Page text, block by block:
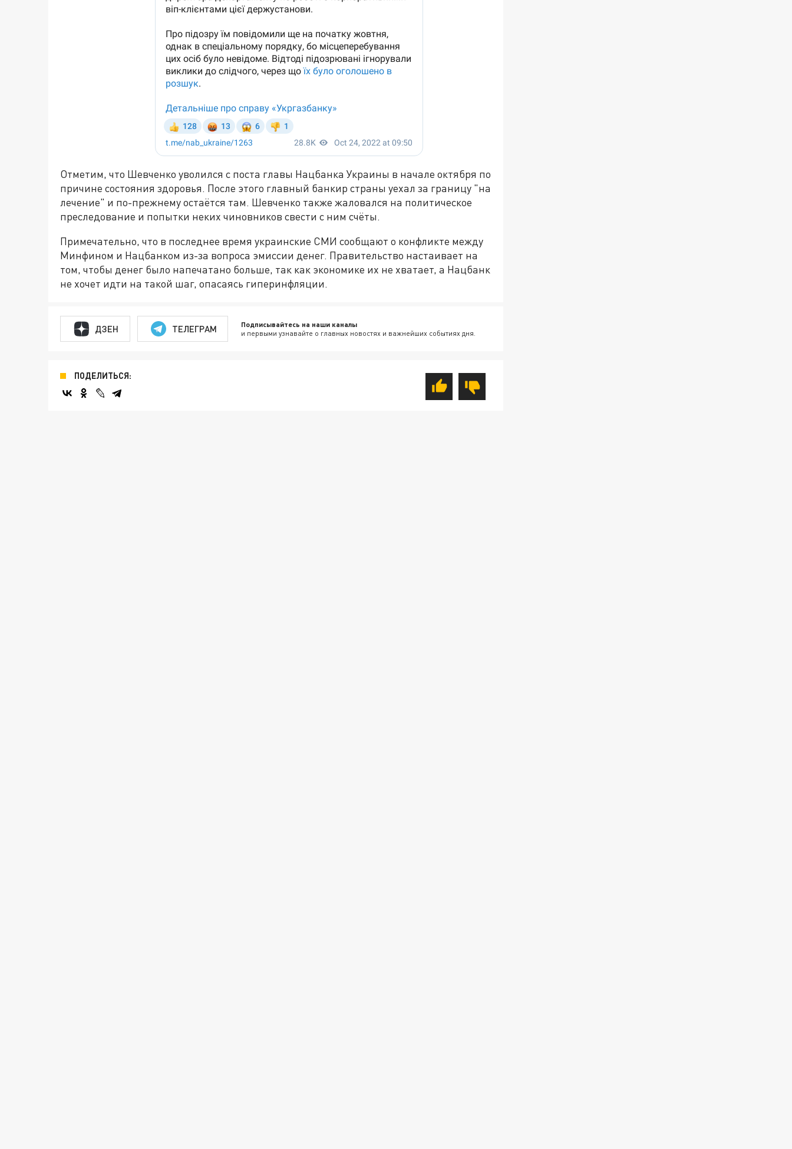
Отметим, что Шевченко уволился с поста главы Нацбанка Украины в начале октября по
причине состояния здоровья. После этого главный банкир страны уехал за границу "на
лечение" и по-прежнему остаётся там. Шевченко также жаловался на политическое
преследование и попытки неких чиновников свести с ним счёты.
Примечательно, что в последнее время украинские СМИ сообщают о конфликте между
Минфином и Нацбанком из-за вопроса эмиссии денег. Правительство настаивает на
том, чтобы денег было напечатано больше, так как экономике их не хватает, а Нацбанк
не хочет идти на такой шаг, опасаясь гиперинфляции.
ДЗЕН ТЕЛЕГРАМ Подписывайтесь на наши каналы
и первыми узнавайте о главных новостях и важнейших событиях дня.
ПОДЕЛИТЬСЯ: